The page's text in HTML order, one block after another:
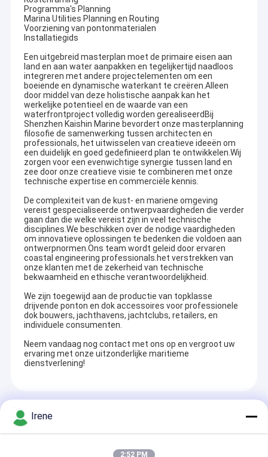
Programma's Planning
Marina Utilities Planning en Routing
Voorziening van pontonmaterialen
Installatiegids
Een uitgebreid masterplan moet de primaire eisen aan
land en aan water aanpakken en tegelijkertijd naadloos
integreren met andere projectelementen om een
boeiende en dynamische waterkant te creëren.Alleen
door middel van deze holistische aanpak kan het
werkelijke potentieel en de waarde van een
waterfrontproject volledig worden gerealiseerdBij
Shenzhen Kaishin Marine bevordert onze masterplanning
filosofie de samenwerking tussen architecten en
professionals, het uitwisselen van creatieve ideeën om
een duidelijk en goed gedefinieerd plan te ontwikkelen.Wij
zorgen voor een evenwichtige synergie tussen land en
zee door onze creatieve visie te combineren met onze
technische expertise en commerciële kennis.
De complexiteit van de kust- en mariene omgeving
vereist gespecialiseerde ontwerpvaardigheden die verder
gaan dan die welke vereist zijn in veel technische
disciplines.We beschikken over de nodige vaardigheden
om innovatieve oplossingen te bedenken die voldoen aan
ontwerpnormen.Ons team wordt geleid door ervaren
coastal engineering professionals.het verstrekken van
onze klanten met de zekerheid van technische
bekwaamheid en ethische verantwoordelijkheid.
We zijn toegewijd aan de productie van topklasse
drijvende ponton en dok accessoires voor professionele
dok bouwers, jachthavens, jachtclubs, retailers, en
individuele consumenten.
Neem vandaag nog contact met ons op en vergroot uw
ervaring met onze uitzonderlijke maritieme
dienstverlening!
Aanbevolen Producten
Irene
2:52 PM